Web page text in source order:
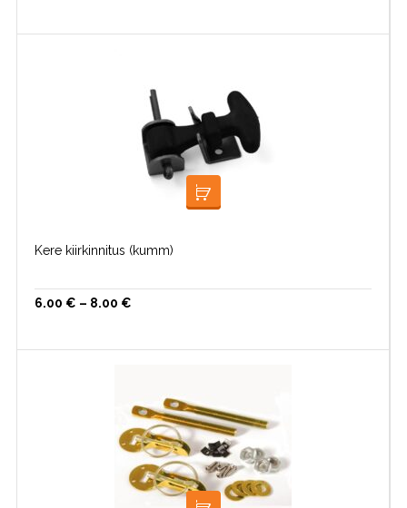
VALI
Kere kiirkinnitus (kumm)
6.00 € – 8.00 €